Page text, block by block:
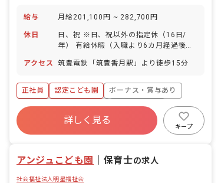
給与 月給201,100円 ~ 282,700円
休日
日、祝 ※日、祝以外の指定休（16日/
年） 有給休暇（入職より6カ月経過後、
績：あり
アクセス 筑豊電鉄「筑豊香月駅」より徒歩15分
正社員 認定こども園
ボーナス・賞与あり
寮・住宅・家賃補助あり
社会保険完備
残業少なめ
昇給昇進あり
詳しく見る
キープ
アンジュこども園 保育士の求人
社会福祉法人明星福祉会